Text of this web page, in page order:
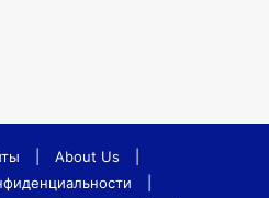
About Us